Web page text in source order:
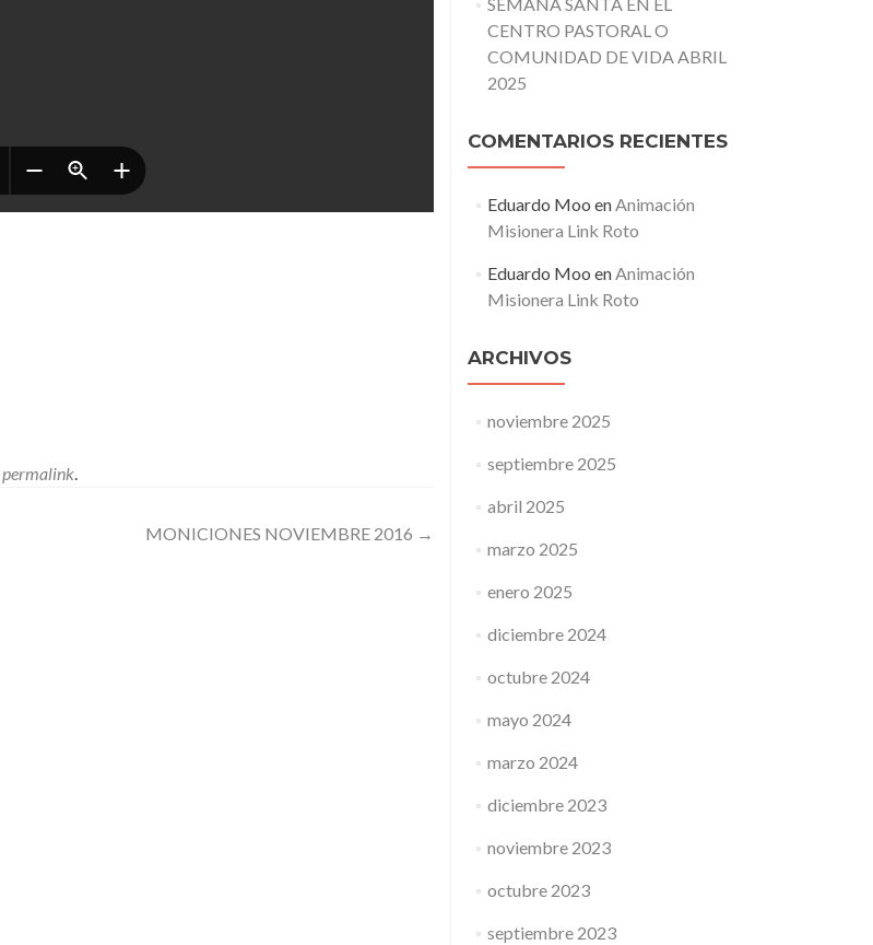
permalink.
MONICIONES NOVIEMBRE 2016 →
CENTRO PASTORAL O
COMUNIDAD DE VIDA ABRIL
2025
COMENTARIOS RECIENTES
Eduardo Moo enAnimación
Misionera Link Roto
Eduardo Moo enAnimación
Misionera Link Roto
ARCHIVOS
noviembre 2025
septiembre 2025
abril 2025
marzo 2025
enero 2025
diciembre 2024
octubre 2024
mayo 2024
marzo 2024
diciembre 2023
noviembre 2023
octubre 2023
septiembre 2023